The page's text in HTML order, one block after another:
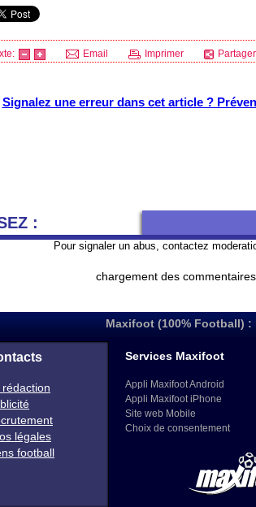
Email Imprimer
Signalez une erreur dans cet article ?
:
Pour signaler un abus, contactez